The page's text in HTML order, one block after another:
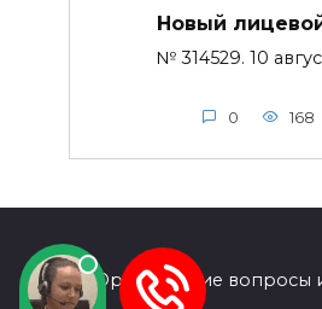
Новый
№ 314529. 10
0 168
© 2026 Юридические вопросы